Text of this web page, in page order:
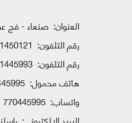
العنوان: صنعاء - فج
رقم التلفون:
رقم التلفون:
هاتف محمول:
واتساب: 770445995